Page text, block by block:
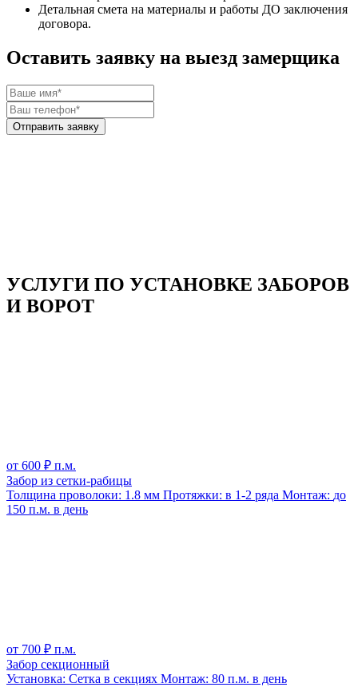
Детальная смета на материалы и работы ДО заключения
договора.
Оставить заявку на выезд замерщика
УСЛУГИ ПО УСТАНОВКЕ ЗАБОРОВ
И ВОРОТ
от 600 ₽ п.м.
Забор из сетки-рабицы
Толщина проволоки: 1.8 мм Протяжки: в 1-2 ряда Монтаж: до
150 п.м. в день
от 700 ₽ п.м.
Забор секционный
Установка: Сетка в секциях Монтаж: 80 п.м. в день